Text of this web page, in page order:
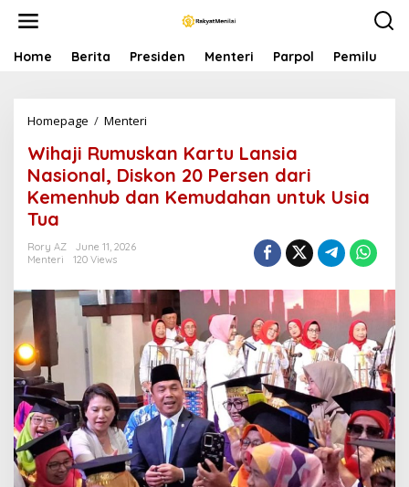
Home Berita Presiden Menteri Parpol Pemilu
Homepage / Menteri
h
a
j
i
k
a
n
K
a
r
t
u
a
n
s
Wihaji Rumuskan Kartu Lansia
Nasional, Diskon 20 Persen dari
Kemenhub dan Kemudahan untuk Usia
Tua
Rory AZ
June 11, 2026
Menteri
120 Views